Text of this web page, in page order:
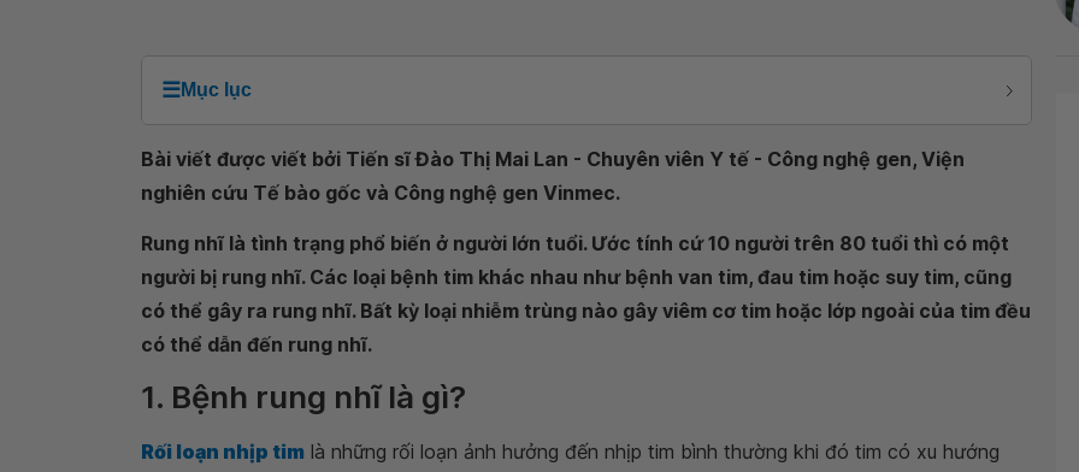
☰Mục lục
Bài viết được viết bởi Tiến sĩ Đào Thị Mai Lan - Chuyên viên Y tế - Công nghệ gen, Viện
nghiên cứu Tế bào gốc và Công nghệ gen Vinmec.
Rung nhĩ là tình trạng phổ biến ở người lớn tuổi. Ước tính cứ 10 người trên 80 tuổi thì có một
người bị rung nhĩ. Các loại bệnh tim khác nhau như bệnh van tim, đau tim hoặc suy tim, cũng
có thể gây ra rung nhĩ. Bất kỳ loại nhiễm trùng nào gây viêm cơ tim hoặc lớp ngoài của tim đều
có thể dẫn đến rung nhĩ.
1. Bệnh rung nhĩ là gì?
Rối loạn nhịp tim là những rối loạn ảnh hưởng đến nhịp tim bình thường khi đó tim có xu hướng